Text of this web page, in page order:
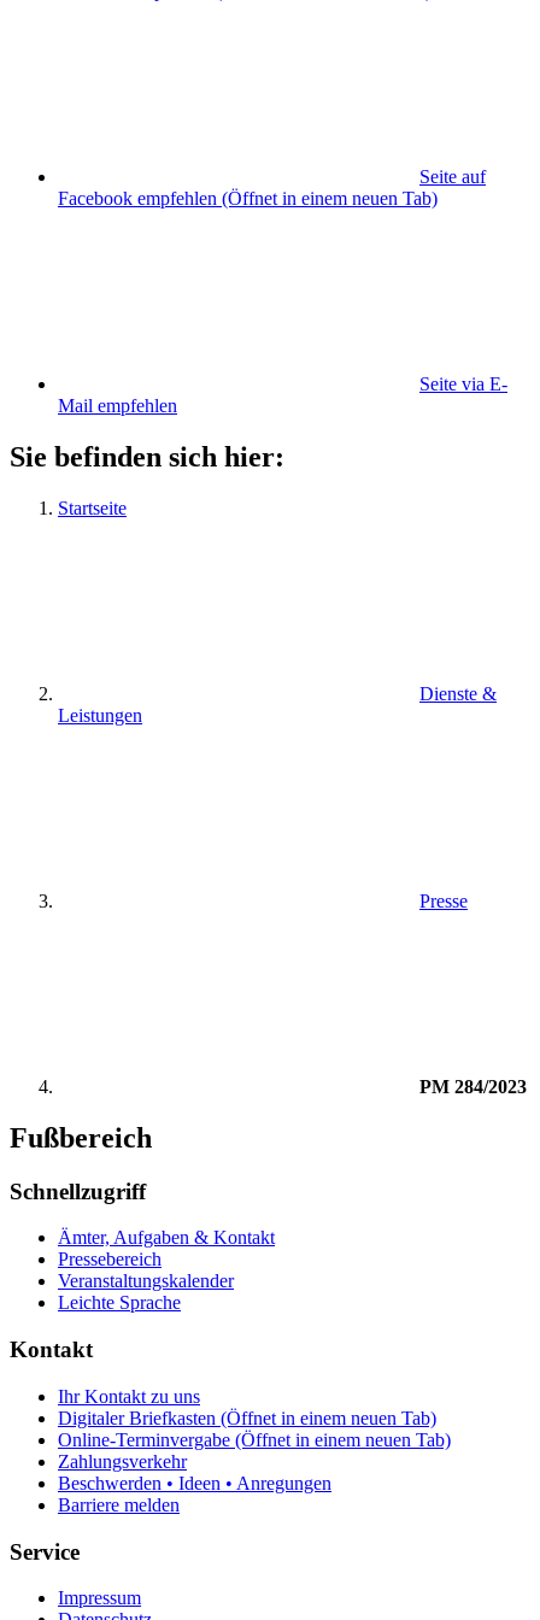
Seite auf
Facebook empfehlen (Öffnet in einem neuen Tab)
Seite via E-
Mail empfehlen
Sie befinden sich hier:
Startseite
Dienste &
Leistungen
Presse
PM 284/2023
Fußbereich
Schnellzugriff
Ämter, Aufgaben & Kontakt
Pressebereich
Veranstaltungskalender
Leichte Sprache
Kontakt
Ihr Kontakt zu uns
Digitaler Briefkasten (Öffnet in einem neuen Tab)
Online-Terminvergabe (Öffnet in einem neuen Tab)
Zahlungsverkehr
Beschwerden • Ideen • Anregungen
Barriere melden
Service
Impressum